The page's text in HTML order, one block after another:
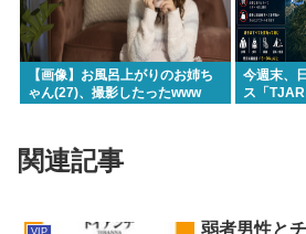
【画像】お風呂上がりのお姉ち
ゃん(27)、撮影したったwww
今週末、
ス「
関連記事
VIP
弱者男性と